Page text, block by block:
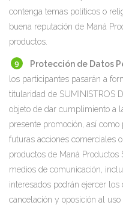
contenga temas políticos o
buena reputación de Maná
productos.
Protección de Datos
los participantes pasarán a
titularidad de SUMINISTROS
objeto de dar cumplimiento a
presente promoción, así
futuras acciones comerciales
productos de Maná
medios de comunicación,
interesados podrán ejercer los
cancelación y oposición al